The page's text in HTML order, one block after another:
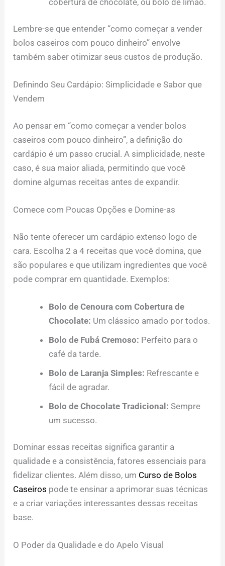
Lembre-se que entender “como começar a vender
bolos caseiros com pouco dinheiro” envolve
também saber otimizar seus custos de produção.
Definindo Seu Cardápio: Simplicidade e Sabor que
Vendem
Ao pensar em “como começar a vender bolos
caseiros com pouco dinheiro”, a definição do
cardápio é um passo crucial. A simplicidade, neste
caso, é sua maior aliada, permitindo que você
domine algumas receitas antes de expandir.
Comece com Poucas Opções e Domine-as
Não tente oferecer um cardápio extenso logo de
cara. Escolha 2 a 4 receitas que você domina, que
são populares e que utilizam ingredientes que você
pode comprar em quantidade. Exemplos:
Bolo de Cenoura com Cobertura de
Chocolate: Um clássico amado por todos.
Bolo de Fubá Cremoso: Perfeito para o
café da tarde.
Bolo de Laranja Simples: Refrescante e
fácil de agradar.
Bolo de Chocolate Tradicional: Sempre
um sucesso.
Dominar essas receitas significa garantir a
qualidade e a consistência, fatores essenciais para
fidelizar clientes. Além disso, um Curso de Bolos
Caseiros pode te ensinar a aprimorar suas técnicas
e a criar variações interessantes dessas receitas
base.
O Poder da Qualidade e do Apelo Visual